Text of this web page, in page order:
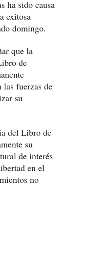
ha sido causa
exitosa
domingo.
que la
de
fuerzas de
su
del Libro de
su
de interés
en el
no